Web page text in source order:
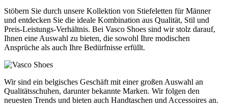
Stöbern Sie durch unsere Kollektion von Stiefeletten für Männer
und entdecken Sie die ideale Kombination aus Qualität, Stil und
Preis-Leistungs-Verhältnis. Bei Vasco Shoes sind wir stolz darauf,
Ihnen eine Auswahl zu bieten, die sowohl Ihre modischen
Ansprüche als auch Ihre Bedürfnisse erfüllt.
Wir sind ein belgisches Geschäft mit einer großen Auswahl an
Qualitätsschuhen, darunter bekannte Marken. Wir folgen den
neuesten Trends und bieten auch Handtaschen und Accessoires an.